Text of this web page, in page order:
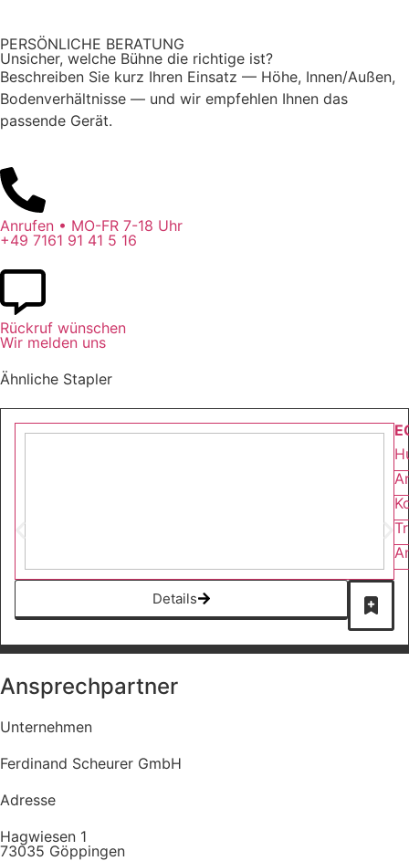
PERSÖNLICHE BERATUNG
Unsicher, welche Bühne die richtige ist?
Beschreiben Sie kurz Ihren Einsatz — Höhe, Innen/Außen,
Bodenverhältnisse — und wir empfehlen Ihnen das
passende Gerät.
Anrufen • MO-FR 7-18 Uhr
+49 7161 91 41 5 16
Rückruf wünschen
Wir melden uns
Ähnliche Stapler
Details
Ansprechpartner
Unternehmen
Ferdinand Scheurer GmbH
Adresse
Hagwiesen 1
73035 Göppingen